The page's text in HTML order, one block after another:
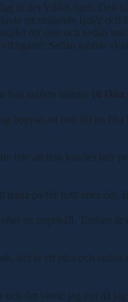
är det V86® igen. Den
ett strålande fjolår
för otur och sedan
Sedan jobbar
stallets stjärna
10
hoppas att hon får en
inte att hon kändes
på för fullt efter det.
ett uppehåll. Tanken
det är ett plus och
det visste jag om då